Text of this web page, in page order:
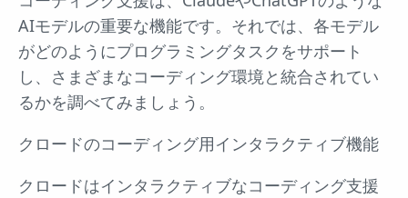
AIモデルの重要な機能です。それでは、各モデル
がどのようにプログラミングタスクをサポート
し、さまざまなコーディング環境と統合されてい
るかを調べてみましょう。
クロードのコーディング用インタラクティブ機能
クロードはインタラクティブなコーディング支援